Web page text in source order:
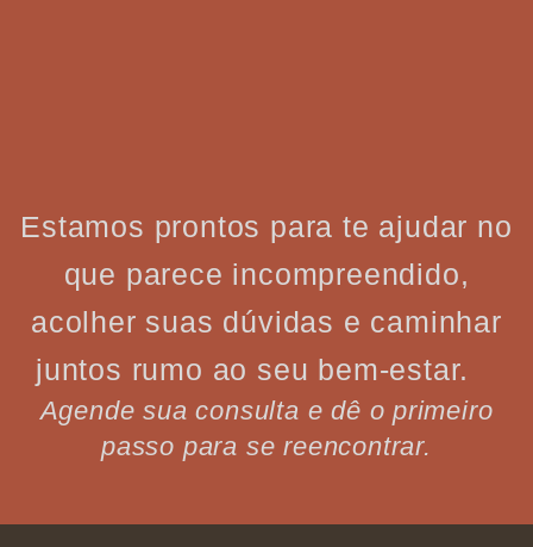
Estamos prontos para te ajudar no
que parece incompreendido,
acolher suas dúvidas e caminhar
juntos rumo ao seu bem-estar.
Agende sua consulta e dê o primeiro
passo para se reencontrar.